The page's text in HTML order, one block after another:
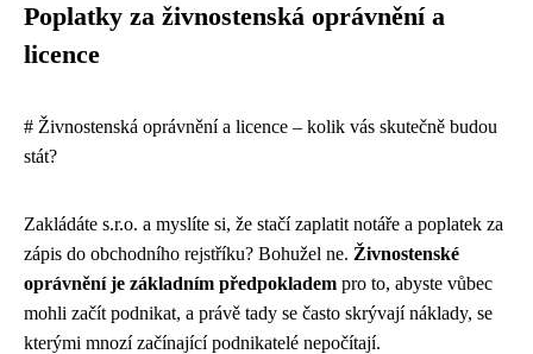
Poplatky za živnostenská oprávnění a
licence
# Živnostenská oprávnění a licence – kolik vás skutečně budou
stát?
Zakládáte s.r.o. a myslíte si, že stačí zaplatit notáře a poplatek za
zápis do obchodního rejstříku? Bohužel ne. Živnostenské
oprávnění je základním předpokladem pro to, abyste vůbec
mohli začít podnikat, a právě tady se často skrývají náklady, se
kterými mnozí začínající podnikatelé nepočítají.